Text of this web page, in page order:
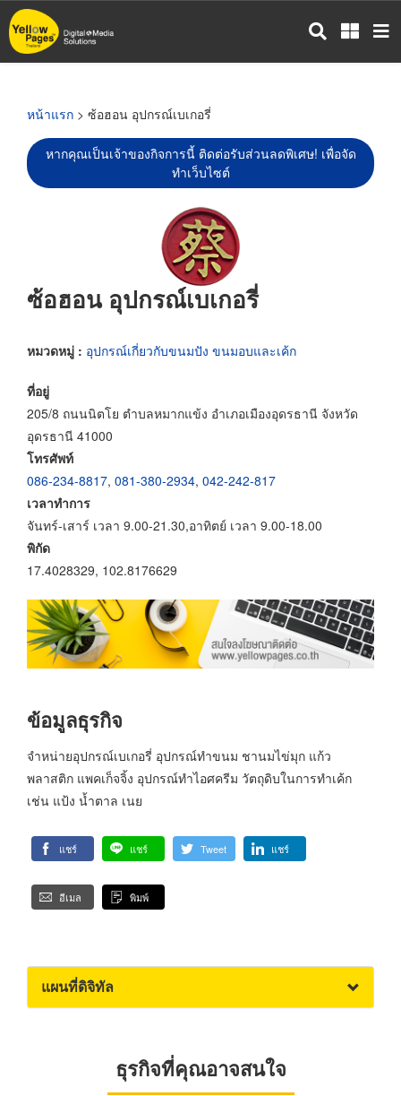
ข้าม
ไป
หน้าแรก > ซ้อฮอน อุปกรณ์เบเกอรี่
หากคุณเป็นเจ้าของกิจการนี้ ติดต่อรับส่วนลดพิเศษ! เพื่อจัด
ทำเว็บไซต์
ซ้อฮอน อุปกรณ์เบเกอรี่
หมวดหมู่ : อุปกรณ์เกี่ยวกับขนมปัง ขนมอบและเค้ก
ที่อยู่
205/8 ถนนนิตโย ตำบลหมากแข้ง อำเภอเมืองอุดรธานี จังหวัด
อุดรธานี 41000
โทรศัพท์
086-234-8817, 081-380-2934, 042-242-817
เวลาทำการ
จันทร์-เสาร์ เวลา 9.00-21.30,อาทิตย์ เวลา 9.00-18.00
พิกัด
17.4028329, 102.8176629
ข้อมูลธุรกิจ
จำหน่ายอุปกรณ์เบเกอรี่ อุปกรณ์ทำขนม ชานมไข่มุก แก้ว
พลาสติก แพคเก็จจิ้ง อุปกรณ์ทำไอศครีม วัตถุดิบในการทำเค้ก
เช่น แป้ง น้ำตาล เนย
แชร์ แชร์ Tweet แชร์
อีเมล พิมพ์
แผนที่ดิจิทัล
ธุรกิจที่คุณอาจสนใจ